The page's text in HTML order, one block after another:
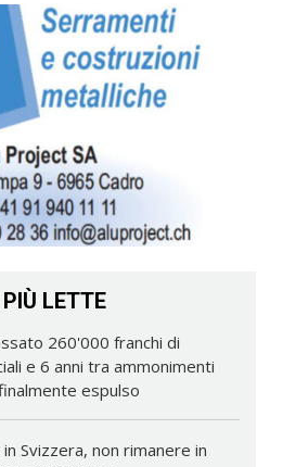
PIÙ LETTE
260'000 franchi di
e 6 anni tra ammonimenti
espulso
Svizzera, non rimanere in